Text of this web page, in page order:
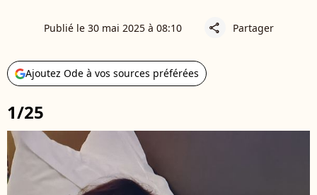
Publié le 30 mai 2025 à 08:10 share Partager
Ajoutez Ode à vos sources préférées
1/25